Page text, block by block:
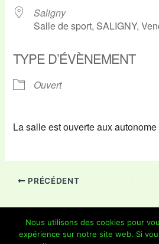
Saligny
Salle de sport, SALIGNY,
TYPE D’ÉVÈNEMENT
Ouvert
La salle est ouverte aux
PRÉCÉDENT
Nous utilisons des cookies pour
expérience sur notre site web. Si